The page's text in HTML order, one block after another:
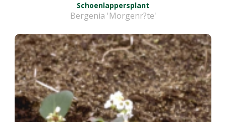
Schoenlappersplant
Bergenia 'Morgenr?te'